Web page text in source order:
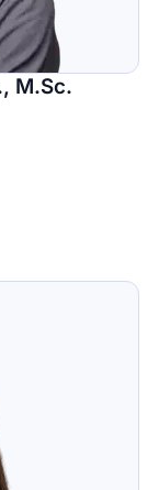
M.Sc.